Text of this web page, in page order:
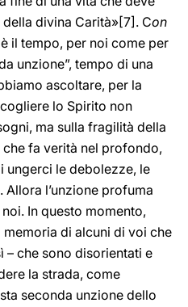
divina Carità»[7]. Con
è il tempo, per noi come per
unzione”, tempo di una
ascoltare, per la
lo Spirito non
ma sulla fragilità della
che fa verità nel profondo,
ungerci le debolezze, le
l’unzione profuma
In questo momento,
di alcuni di voi che
– che sono disorientati e
la strada, come
seconda unzione dello